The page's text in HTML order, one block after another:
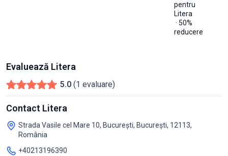
pentru
Litera
· 50%
reducere
Evaluează Litera
5.0 (1 evaluare)
Contact Litera
Strada Vasile cel Mare 10, București, București, 12113,
România
+40213196390